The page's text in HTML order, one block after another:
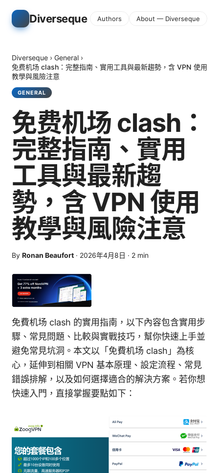
Diverseque Authors About — Diverseque
Diverseque › General ›
免费机场 clash：完整指南、實用工具與最新趨勢，含 VPN 使用
教學與風險注意
GENERAL
免费机场 clash：
完整指南、實用
工具與最新趨
勢，含 VPN 使用
教學與風險注意
By Ronan Beaufort · 2026年4月8日 · 2 min
免費机场 clash 的實用指南，以下內容包含實用步
驟、常見問題、比較與實戰技巧，幫你快速上手並
避免常見坑洞。本文以「免費机场 clash」為核
心，延伸到相關 VPN 基本原理、設定流程、常見
錯誤排解，以及如何選擇適合的解決方案。若你想
快速入門，直接掌握要點如下：